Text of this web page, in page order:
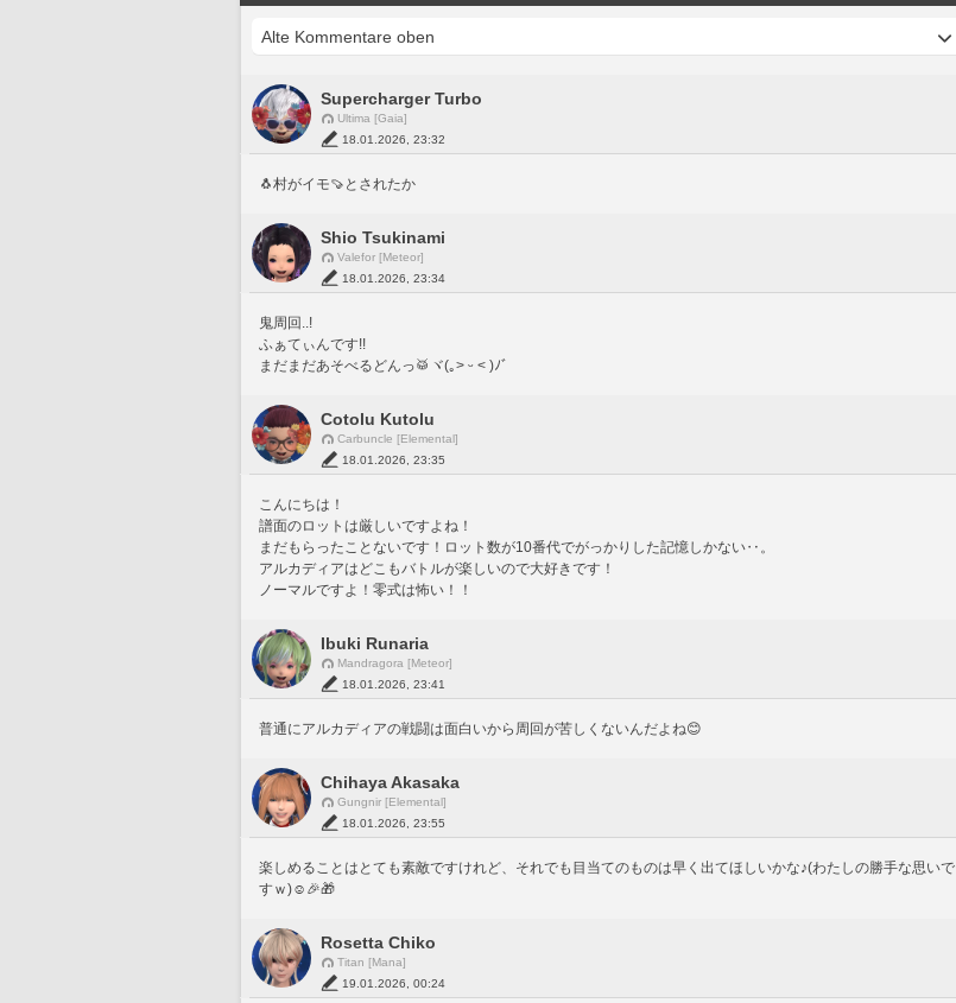
Supercharger Turbo
Ultima [Gaia]
18.01.2026, 23:32
🐧村がイモ🍠とされたか
Shio Tsukinami
Valefor [Meteor]
18.01.2026, 23:34
鬼周回..!
ふぁてぃんです!!
まだまだあそべるどんっ🥁ヾ(｡˃ ᵕ ˂ )ﾉﾞ
Cotolu Kutolu
Carbuncle [Elemental]
18.01.2026, 23:35
こんにちは！
譜面のロットは厳しいですよね！
まだもらったことないです！ロット数が10番代でがっかりした記憶しかない‥。
アルカディアはどこもバトルが楽しいので大好きです！
ノーマルですよ！零式は怖い！！
Ibuki Runaria
Mandragora [Meteor]
18.01.2026, 23:41
普通にアルカディアの戦闘は面白いから周回が苦しくないんだよね😊
Chihaya Akasaka
Gungnir [Elemental]
18.01.2026, 23:55
楽しめることはとても素敵ですけれど、それでも目当てのものは早く出てほしいかな♪(わたしの勝手な思いで
すｗ)☺️🎉🎁
Rosetta Chiko
Titan [Mana]
19.01.2026, 00:24